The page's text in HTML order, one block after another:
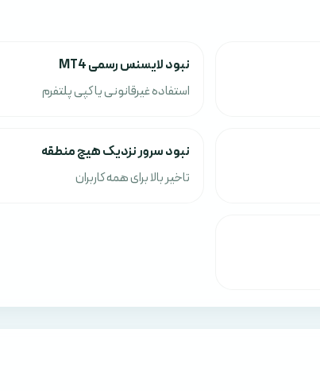
نبود لایسنس رسمی MT4
استفاده غیرقانونی یا کپی پلتفرم
نبود سرور نزدیک هیچ منطقه
تاخیر بالا برای همه کاربران